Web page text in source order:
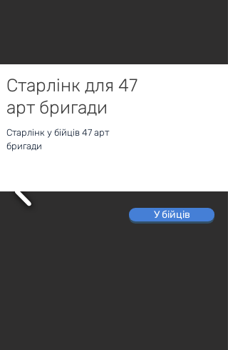
Старлінк для 47
арт бригади
Старлінк у бійців 47 арт
бригади
У бійців